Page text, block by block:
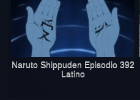
Naruto Shippuden Episodio 392
Latino